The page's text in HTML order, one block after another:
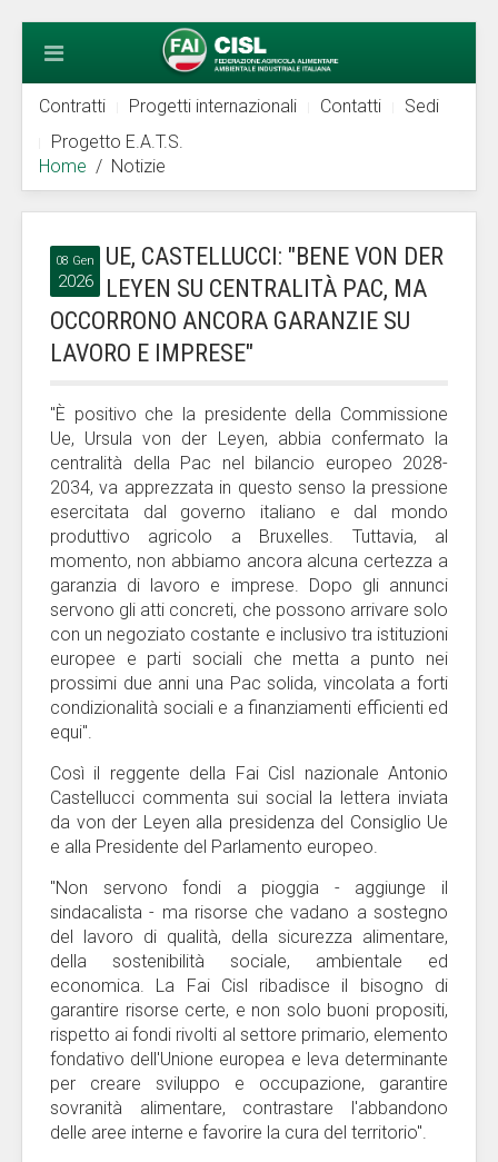
Contratti Progetti internazionali Contatti
Sedi
Progetto E.A.T.S.
Home
Notizie
08 Gen
2026
UE, CASTELLUCCI: "BENE VON DER
LEYEN SU CENTRALITÀ PAC, MA
OCCORRONO ANCORA GARANZIE SU
LAVORO E IMPRESE"
"È positivo che la presidente della Commissione
Ue, Ursula von der Leyen, abbia confermato la
centralità della Pac nel bilancio europeo 2028-
2034, va apprezzata in questo senso la pressione
esercitata dal governo italiano e dal mondo
produttivo agricolo a Bruxelles. Tuttavia, al
momento, non abbiamo ancora alcuna certezza a
garanzia di lavoro e imprese. Dopo gli annunci
servono gli atti concreti, che possono arrivare solo
con un negoziato costante e inclusivo tra istituzioni
europee e parti sociali che metta a punto nei
prossimi due anni una Pac solida, vincolata a forti
condizionalità sociali e a finanziamenti efficienti ed
equi".
Così il reggente della Fai Cisl nazionale Antonio
Castellucci commenta sui social la lettera inviata
da von der Leyen alla presidenza del Consiglio Ue
e alla Presidente del Parlamento europeo.
"Non servono fondi a pioggia - aggiunge il
sindacalista - ma risorse che vadano a sostegno
del lavoro di qualità, della sicurezza alimentare,
della sostenibilità sociale, ambientale ed
economica. La Fai Cisl ribadisce il bisogno di
garantire risorse certe, e non solo buoni propositi,
rispetto ai fondi rivolti al settore primario, elemento
fondativo dell'Unione europea e leva determinante
per creare sviluppo e occupazione, garantire
sovranità alimentare, contrastare l'abbandono
delle aree interne e favorire la cura del territorio".